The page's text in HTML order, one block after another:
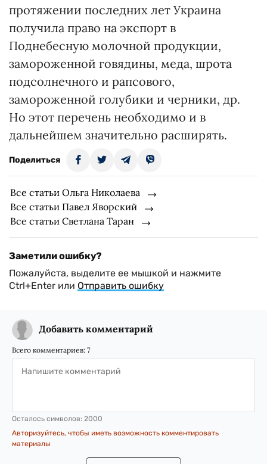
протяжении последних лет Украина
получила право на экспорт в
Поднебесную молочной продукции,
замороженной говядины, меда, шрота
подсолнечного и рапсового,
замороженной голубики и черники, др.
Но этот перечень необходимо и в
дальнейшем значительно расширять.
Поделиться
Все статьи Ольга Николаева
Все статьи Павел Яворский
Все статьи Светлана Таран
Заметили ошибку?
Пожалуйста, выделите ее мышкой и нажмите
Ctrl+Enter или Отправить ошибку
Добавить комментарий
Всего комментариев: 7
Осталось символов: 2000
Авторизуйтесь, чтобы иметь возможность комментировать
материалы